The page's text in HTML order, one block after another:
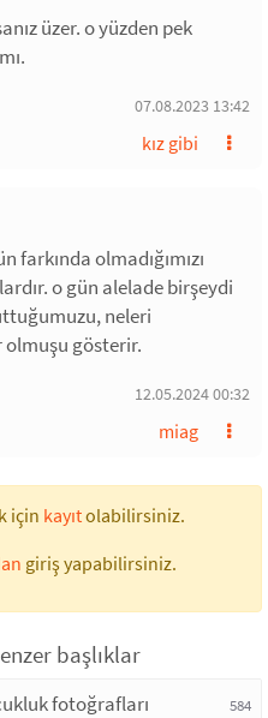
üzer. o yüzden pek
07.08.2023 13:42
kız gibi
farkında olmadığımızı
o gün alelade birşeydi
neleri
olmuşu gösterir.
12.05.2024 00:32
miag
için kayıtolabilirsiniz.
giriş yapabilirsiniz.
başlıklar
fotoğrafları 584